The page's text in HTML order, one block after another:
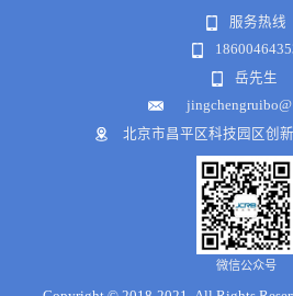
服务热线
岳先生
北京市昌平区科技园区创
微信公众号